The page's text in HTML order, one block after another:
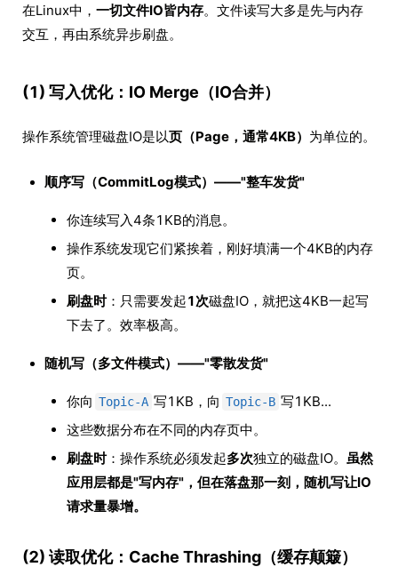
在Linux中， 一切文件IO皆内存。文件读写大多是先与内存
交互，再由系统异步刷盘。
(1) 写入优化：IO Merge（IO合并）
操作系统管理磁盘IO是以页（Page，通常4KB） 为单位的。
顺序写（CommitLog模式）——"整车发货"
你连续写入4条1KB的消息。
操作系统发现它们紧挨着，刚好填满一个4KB的内存
页。
刷盘时：只需要发起1次磁盘IO，就把这4KB一起写
下去了。效率极高。
随机写（多文件模式）——"零散发货"
你向 Topic-A 写1KB，向 Topic-B 写1KB...
这些数据分布在不同的内存页中。
刷盘时：操作系统必须发起多次独立的磁盘IO。 虽然
应用层都是"写内存"，但在落盘那一刻，随机写让IO
请求量暴增。
(2) 读取优化：Cache Thrashing（缓存颠簸）